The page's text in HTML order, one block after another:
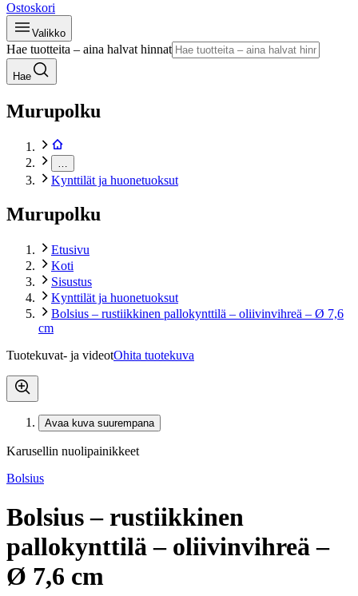
Ostoskori
Valikko
Hae tuotteita – aina halvat hinnat
Hae
Murupolku
Kynttilät ja huonetuoksut
Murupolku
Etusivu
Koti
Sisustus
Kynttilät ja huonetuoksut
Bolsius – rustiikkinen pallokynttilä – oliivinvihreä – Ø 7,6
cm
Tuotekuvat- ja videotOhita tuotekuva
Avaa kuva suurempana
Karusellin nuolipainikkeet
Bolsius
Bolsius – rustiikkinen
pallokynttilä – oliivinvihreä –
Ø 7,6 cm